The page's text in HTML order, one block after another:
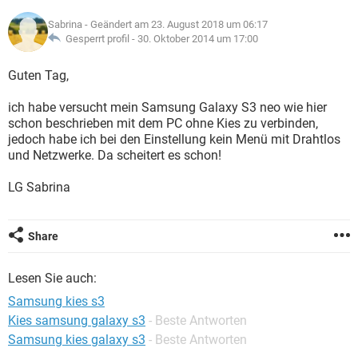
FACEBOOK HARDWARE
WINDOWS 10 INSTAGRAM
WHATSAPP
FACEBOOK
ANDROID IOS
FACEBOOK HARDWARE
LEXIKON
SPIELE
ANDROID
WINDOWS 10 INSTAGRAM
WHATSAPP TIKTOK
FACEBOOK HARDWARE
Sabrina - Geändert am 23. August 2018 um 06:17
Gesperrt profil - 30. Oktober 2014 um 17:00
Guten Tag,
ich habe versucht mein Samsung Galaxy S3 neo wie hier
schon beschrieben mit dem PC ohne Kies zu verbinden,
jedoch habe ich bei den Einstellung kein Menü mit Drahtlos
und Netzwerke. Da scheitert es schon!
LG Sabrina
Share
Lesen Sie auch:
Samsung kies s3
Kies samsung galaxy s3 - Beste Antworten
Samsung kies galaxy s3 - Beste Antworten